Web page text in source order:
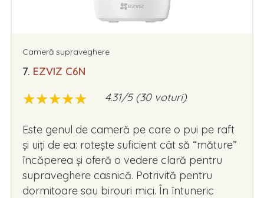
Cameră supraveghere
7. EZVIZ C6N
★★★★★
★★★★★ 4.31/5 (30 voturi)
Este genul de cameră pe care o pui pe raft
și uiți de ea: rotește suficient cât să “măture”
încăperea și oferă o vedere clară pentru
supraveghere casnică. Potrivită pentru
dormitoare sau birouri mici. În întuneric